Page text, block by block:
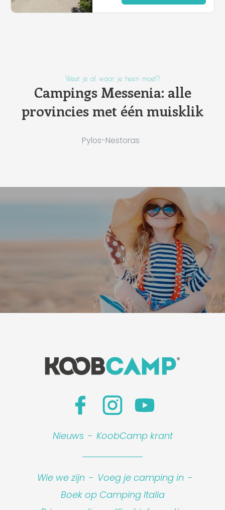
Weet je al waar je heen moet?
Campings Messenia: alle
provincies met één muisklik
Pylos-Nestoras
Nieuws - KoobCamp krant
Wie we zijn - Voeg je camping in -
Boek op Camping Italia